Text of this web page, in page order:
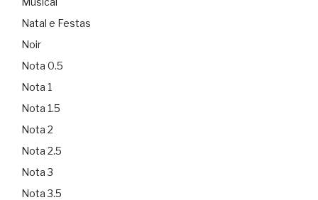
Natal e Festas
Noir
Nota 0.5
Nota 1
Nota 1.5
Nota 2
Nota 2.5
Nota 3
Nota 3.5